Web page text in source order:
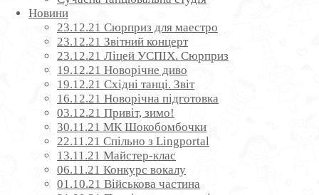
Новини
23.12.21 Сюрприз для маестро
23.12.21 Звітний концерт
23.12.21 Ліцей УСПІХ. Сюрприз
19.12.21 Новорічне диво
19.12.21 Східні танці. Звіт
16.12.21 Новорічна підготовка
03.12.21 Привіт, зимо!
30.11.21 МК Шокобомбочки
22.11.21 Спільно з Lingportal
13.11.21 Майстер-клас
06.11.21 Конкурс вокалу
01.10.21 Військова частина